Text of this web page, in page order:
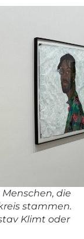
die
stammen.
Klimt oder